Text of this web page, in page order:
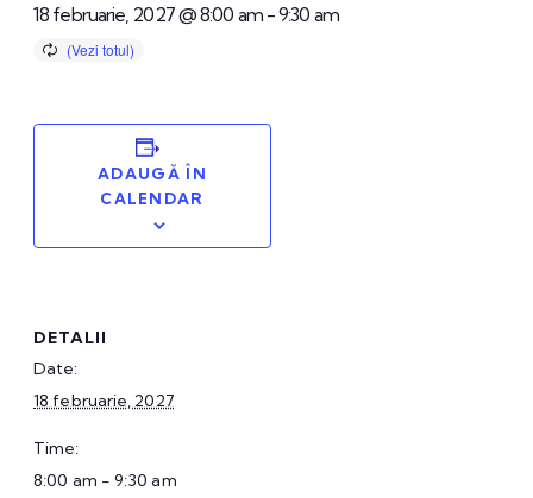
18 februarie, 2027 @ 8:00 am-9:30 am
ADAUGĂ ÎN
CALENDAR
DETALII
Date:
18 februarie, 2027
Time:
8:00 am - 9:30 am